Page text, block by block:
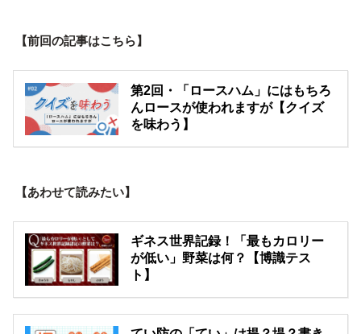
【前回の記事はこちら】
第2回・「ロースハム」にはもちろ
んロースが使われますが【クイズ
を味わう】
【あわせて読みたい】
ギネス世界記録！「最もカロリー
が低い」野菜は何？【博識テス
ト】